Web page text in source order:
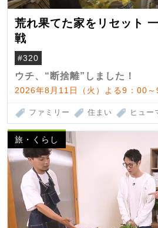
荒れ果てた家をリセット
戦
#320
ウチ、“断捨離”しました！
2026年8月11日（火）よる9：00
ファミリー 住まい ヒュー
旅・くらし